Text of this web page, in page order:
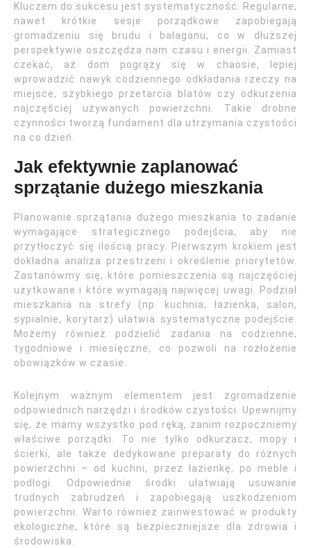
Kluczem do sukcesu jest systematyczność. Regularne,
nawet krótkie sesje porządkowe zapobiegają
gromadzeniu się brudu i bałaganu, co w dłuższej
perspektywie oszczędza nam czasu i energii. Zamiast
czekać, aż dom pogrąży się w chaosie, lepiej
wprowadzić nawyk codziennego odkładania rzeczy na
miejsce, szybkiego przetarcia blatów czy odkurzenia
najczęściej używanych powierzchni. Takie drobne
czynności tworzą fundament dla utrzymania czystości
na co dzień.
Jak efektywnie zaplanować
sprzątanie dużego mieszkania
Planowanie sprzątania dużego mieszkania to zadanie
wymagające strategicznego podejścia, aby nie
przytłoczyć się ilością pracy. Pierwszym krokiem jest
dokładna analiza przestrzeni i określenie priorytetów.
Zastanówmy się, które pomieszczenia są najczęściej
użytkowane i które wymagają najwięcej uwagi. Podział
mieszkania na strefy (np. kuchnia, łazienka, salon,
sypialnie, korytarz) ułatwia systematyczne podejście.
Możemy również podzielić zadania na codzienne,
tygodniowe i miesięczne, co pozwoli na rozłożenie
obowiązków w czasie.
Kolejnym ważnym elementem jest zgromadzenie
odpowiednich narzędzi i środków czystości. Upewnijmy
się, że mamy wszystko pod ręką, zanim rozpoczniemy
właściwe porządki. To nie tylko odkurzacz, mopy i
ścierki, ale także dedykowane preparaty do różnych
powierzchni – od kuchni, przez łazienkę, po meble i
podłogi. Odpowiednie środki ułatwiają usuwanie
trudnych zabrudzeń i zapobiegają uszkodzeniom
powierzchni. Warto również zainwestować w produkty
ekologiczne, które są bezpieczniejsze dla zdrowia i
środowiska.